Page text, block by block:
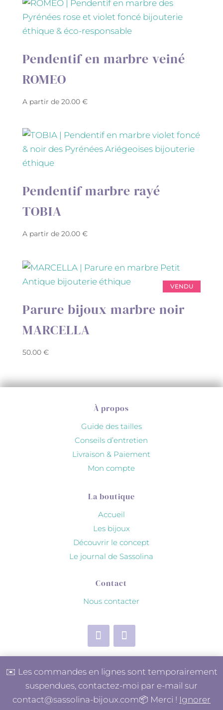
✉️ Les commandes en lignes sont temporairement
suspendues, contactez-moi par e-mail sur
contact@sassolina-bijoux.com📦 Merci ! Ignorer
Pendentif en marbre veiné
ROMEO
A partir de 20.00 €
Pendentif marbre rayé
TOBIA
A partir de 20.00 €
VENDU
Parure bijoux marbre noir
MARCELLA
50.00 €
À propos
Guide des tailles
Conseils d’entretien
Livraison & Paiement
Mon compte
La boutique
Accueil
Les bijoux
Découvrir le concept
Le journal de Sassolina
Contact
Nous contacter
© Sassolina - Bijoux en Marbre 2026